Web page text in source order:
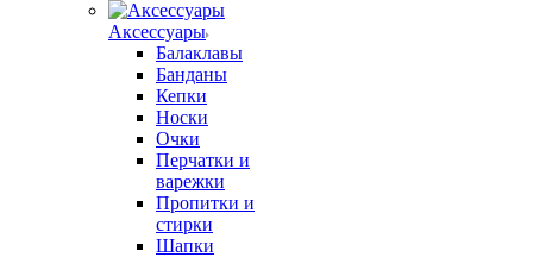
Аксессуары
Балаклавы
Банданы
Кепки
Носки
Очки
Перчатки и
варежки
Пропитки и
стирки
Шапки